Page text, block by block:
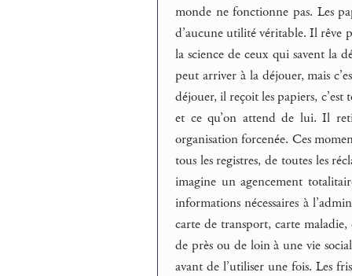
monde ne fonctionne pas. Les
d’aucune utilité véritable. Il rêve
la science de ceux qui savent la
peut arriver à la déjouer, mais
déjouer, il reçoit les papiers,
et ce qu’on attend de lui. Il
organisation forcenée. Ces
tous les registres, de toutes les
imagine un agencement
informations nécessaires à
carte de transport, carte
de près ou de loin à une vie
avant de l’utiliser une fois. Les